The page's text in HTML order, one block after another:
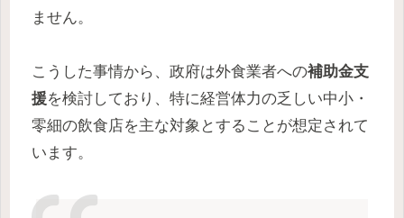
ません。
こうした事情から、政府は外食業者への補助金支
援を検討しており、特に経営体力の乏しい中小・
零細の飲食店を主な対象とすることが想定されて
います。